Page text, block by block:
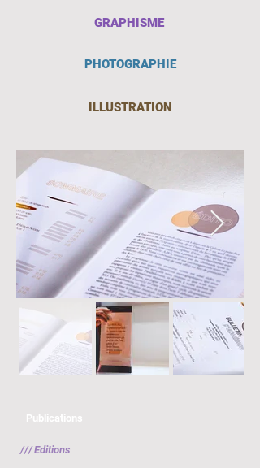
GRAPHISME
PHOTOGRAPHIE
ILLUSTRATION
Publications
///Editions